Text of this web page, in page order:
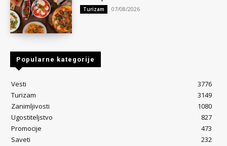
Turizam 07/08/2026
Popularne kategorije
Vesti
3776
Turizam
3149
Zanimljivosti
1080
Ugostiteljstvo
827
Promocije
473
Saveti
232